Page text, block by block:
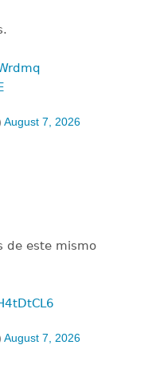
August 7, 2026
de este mismo
August 7, 2026